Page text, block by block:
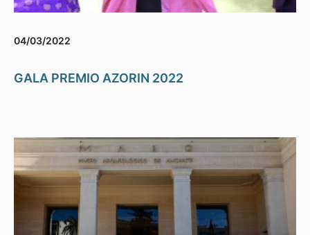
04/03/2022
GALA PREMIO AZORIN 2022